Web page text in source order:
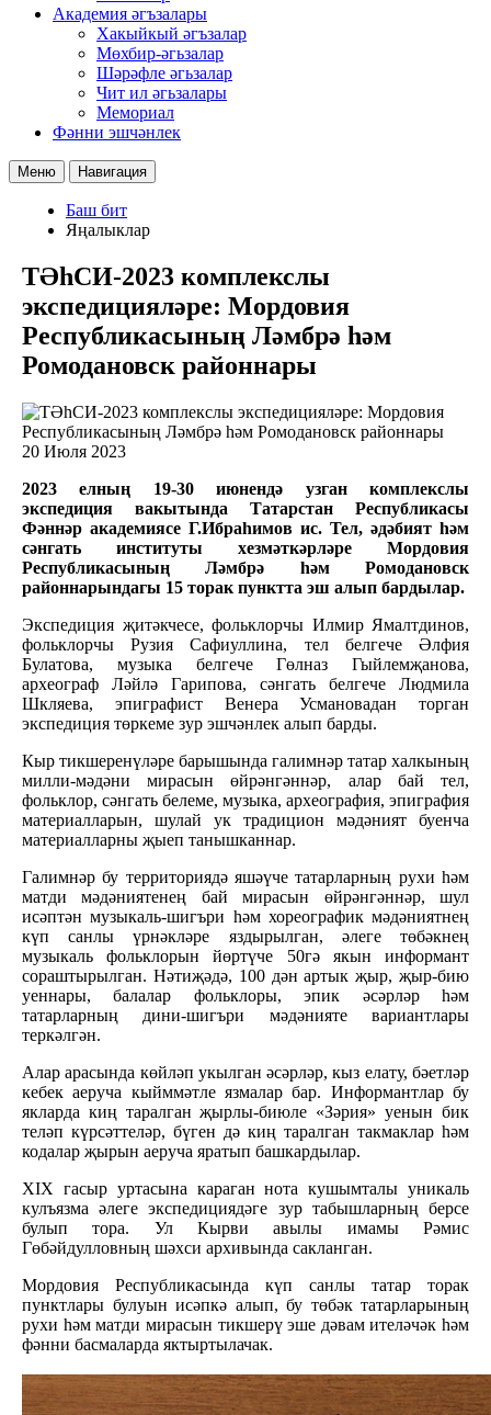
Академия әгъзалары
Хакыйкый әгъзалар
Мөхбир-әгьзалар
Шәрәфле әгьзалар
Чит ил әгьзалары
Мемориал
Фәнни эшчәнлек
Меню Навигация
Баш бит
Яңалыклар
ТӘһСИ-2023 комплекслы
экспедицияләре: Мордовия
Республикасының Ләмбрә һәм
Ромодановск районнары
20 Июля 2023
2023 елның 19-30 июнендә узган комплекслы
экспедиция вакытында Татарстан Республикасы
Фәннәр академиясе Г.Ибраһимов ис. Тел, әдәбият һәм
сәнгать институты хезмәткәрләре Мордовия
Республикасының Ләмбрә һәм Ромодановск
районнарындагы 15 торак пунктта эш алып бардылар.
Экспедиция җитәкчесе, фольклорчы Илмир Ямалтдинов,
фольклорчы Рузия Сафиуллина, тел белгече Әлфия
Булатова, музыка белгече Гөлназ Гыйлемҗанова,
археограф Ләйлә Гарипова, сәнгать белгече Людмила
Шкляева, эпиграфист Венера Усмановадан торган
экспедиция төркеме зур эшчәнлек алып барды.
Кыр тикшеренүләре барышында галимнәр татар халкының
милли-мәдәни мирасын өйрәнгәннәр, алар бай тел,
фольклор, сәнгать белеме, музыка, археография, эпиграфия
материалларын, шулай ук традицион мәдәният буенча
материалларны җыеп танышканнар.
Галимнәр бу территориядә яшәүче татарларның рухи һәм
матди мәдәниятенең бай мирасын өйрәнгәннәр, шул
исәптән музыкаль-шигъри һәм хореографик мәдәниятнең
күп санлы үрнәкләре яздырылган, әлеге төбәкнең
музыкаль фольклорын йөртүче 50гә якын информант
сораштырылган. Нәтиҗәдә, 100 дән артык җыр, җыр-бию
уеннары, балалар фольклоры, эпик әсәрләр һәм
татарларның дини-шигъри мәдәнияте вариантлары
теркәлгән.
Алар арасында көйләп укылган әсәрләр, кыз елату, бәетләр
кебек аеруча кыйммәтле язмалар бар. Информантлар бу
якларда киң таралган җырлы-биюле «Зәрия» уенын бик
теләп күрсәттеләр, бүген дә киң таралган такмаклар һәм
кодалар җырын аеруча яратып башкардылар.
XIX гасыр уртасына караган нота кушымталы уникаль
кулъязма әлеге экспедициядәге зур табышларның берсе
булып тора. Ул Кырви авылы имамы Рәмис
Гөбәйдулловның шәхси архивында сакланган.
Мордовия Республикасында күп санлы татар торак
пунктлары булуын исәпкә алып, бу төбәк татарларының
рухи һәм матди мирасын тикшерү эше дәвам ителәчәк һәм
фәнни басмаларда яктыртылачак.